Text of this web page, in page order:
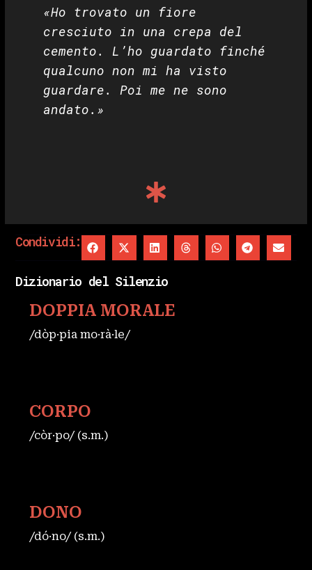
«Ho trovato un fiore
cresciuto in una crepa del
cemento. L’ho guardato finché
qualcuno non mi ha visto
guardare. Poi me ne sono
andato.»
Condividi:
Dizionario del Silenzio
DOPPIA MORALE
/dòp·pia mo·rà·le/
CORPO
/còr·po/ (s.m.)
DONO
/dó·no/ (s.m.)